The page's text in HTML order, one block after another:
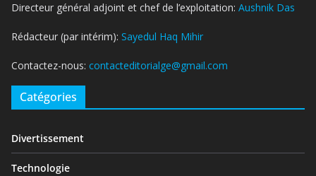
Directeur général adjoint et chef de l’exploitation: Aushnik Das
Rédacteur (par intérim): Sayedul Haq Mihir
Contactez-nous: contacteditorialge@gmail.com
Catégories
Divertissement
Technologie